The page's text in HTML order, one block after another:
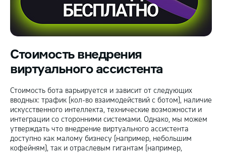
Стоимость внедрения
виртуального ассистента
Стоимость бота варьируется и зависит от следующих
вводных: трафик (кол-во взаимодействий с ботом), наличие
искусственного интеллекта, технические возможности и
интеграции со сторонними системами. Однако, мы можем
утверждать что внедрение виртуального ассистента
доступно как малому бизнесу (например, небольшим
кофейням), так и отраслевым гигантам (например,